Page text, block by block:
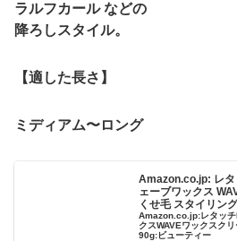
ラルフカール などの
降ろしスタイル。
【適した長さ】
ミディアム〜ロング
Amazon.co.jp: レタ
ェーブワックス
くせ毛 スタイリン
Amazon.co.jp:レタッチ
クスWAVEワックスク
90g:ビューティー